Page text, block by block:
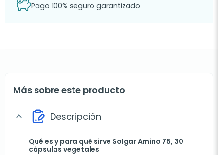
Pago 100% seguro garantizado
Más sobre este producto
expand_more Descripción
Qué es y para qué sirve Solgar Amino 75, 30
cápsulas vegetales